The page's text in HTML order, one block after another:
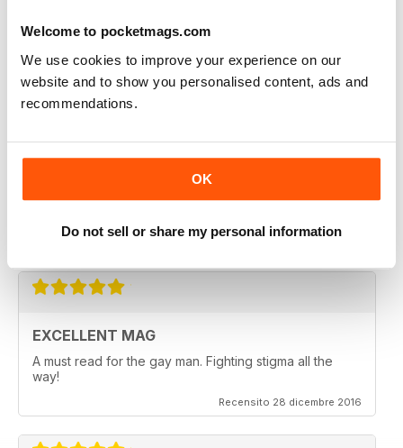
Welcome to pocketmags.com
We use cookies to improve your experience on our
website and to show you personalised content, ads and
recommendations.
OK
Do not sell or share my personal information
HIGHLY INFORMATIVE
Very entertaining
Recensito 24 luglio 2019
Lots of information about sexual health very useful
EXCELLENT MAG
A must read for the gay man. Fighting stigma all the
way!
Recensito 28 dicembre 2016